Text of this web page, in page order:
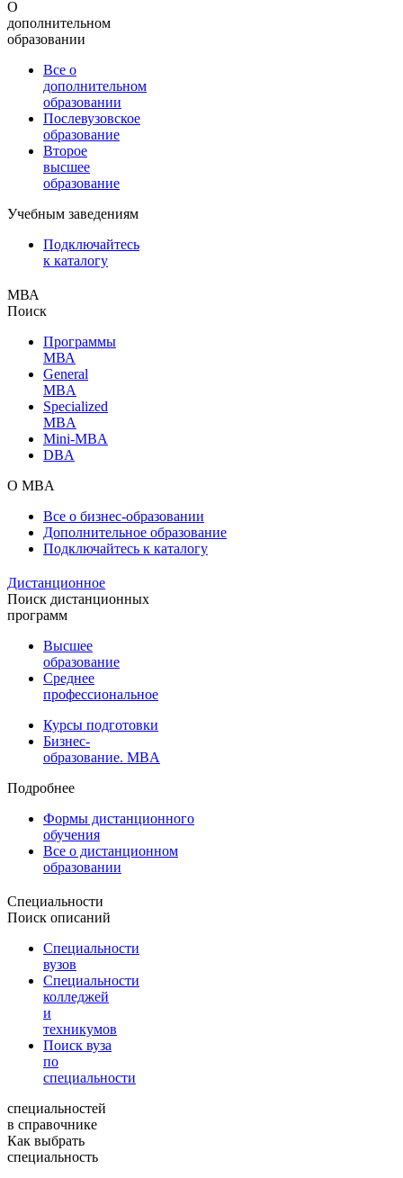
О
дополнительном
образовании
Все о
дополнительном
образовании
Послевузовское
образование
Второе
высшее
образование
Учебным заведениям
Подключайтесь
к каталогу
МВА
Поиск
Программы
МВА
General
MBA
Specialized
MBA
Mini-MBA
DBA
О MBA
Все о бизнес-образовании
Дополнительное образование
Подключайтесь к каталогу
Дистанционное
Поиск дистанционных
программ
Высшее
образование
Среднее
профессиональное
Курсы подготовки
Бизнес-
образование. MBA
Подробнее
Формы дистанционного
обучения
Все о дистанционном
образовании
Специальности
Поиск описаний
Специальности
вузов
Специальности
колледжей
и
техникумов
Поиск вуза
по
специальности
специальностей
в справочнике
Как выбрать
специальность